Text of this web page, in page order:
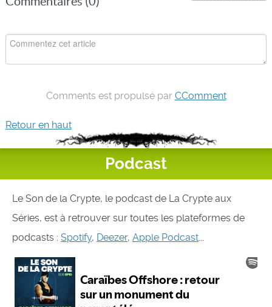
Comments est propulsé par CComment
Retour en haut
Podcast
Le Son de la Crypte, le podcast de La Crypte aux
Séries, est à retrouver sur toutes les plateformes de
podcasts : Spotify, Deezer, Apple Podcast...